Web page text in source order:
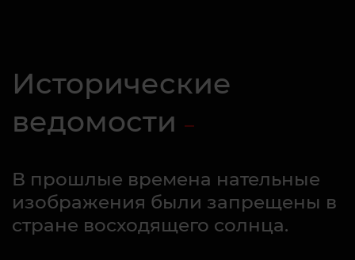
Исторические
ведомости
В прошлые времена нательные
изображения были запрещены в
стране восходящего солнца.